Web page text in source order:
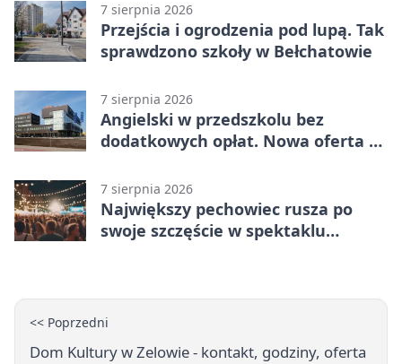
7 sierpnia 2026
Przejścia i ogrodzenia pod lupą. Tak
sprawdzono szkoły w Bełchatowie
7 sierpnia 2026
Angielski w przedszkolu bez
dodatkowych opłat. Nowa oferta w
7 sierpnia 2026
Największy pechowiec rusza po
swoje szczęście w spektaklu
<< Poprzedni
Dom Kultury w Zelowie - kontakt, godziny, oferta